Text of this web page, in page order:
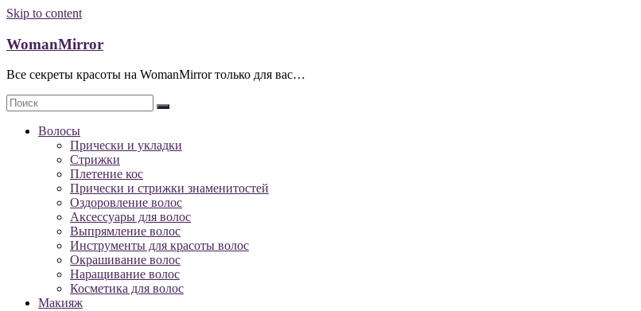
Skip to content
WomanMirror
Все секреты красоты на WomanMirror только для вас…
Волосы
Прически и укладки
Стрижки
Плетение кос
Прически и стрижки знаменитостей
Оздоровление волос
Аксессуары для волос
Выпрямление волос
Инструменты для красоты волос
Окрашивание волос
Наращивание волос
Косметика для волос
Макияж